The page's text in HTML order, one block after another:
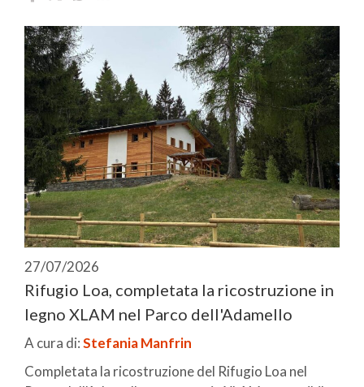
27/07/2026
Rifugio Loa, completata la ricostruzione in
legno XLAM nel Parco dell'Adamello
A cura di:Stefania Manfrin
Completata la ricostruzione del Rifugio Loa nel